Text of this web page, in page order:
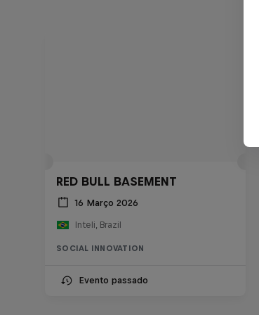
RED BULL BASEMENT
16 Março 2026
Inteli, Brazil
SOCIAL INNOVATION
Evento passado